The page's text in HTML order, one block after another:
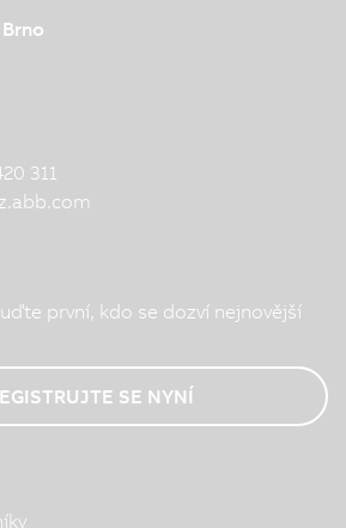
311
první, kdo se dozví nejnovější
SE NYNÍ